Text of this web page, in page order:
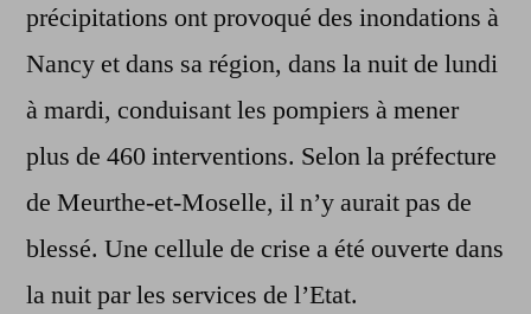
de
nombreux
dégâts
précipitations ont provoqué des inondations à
Nancy et dans sa région, dans la nuit de lundi
à mardi, conduisant les pompiers à mener
plus de 460 interventions. Selon la préfecture
de Meurthe-et-Moselle, il n’y aurait pas de
blessé. Une cellule de crise a été ouverte dans
la nuit par les services de l’Etat.